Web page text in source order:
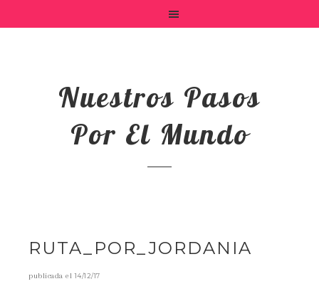
Nuestros Pasos
Por El Mundo
RUTA_POR_JORDANIA
publicada el14/12/17